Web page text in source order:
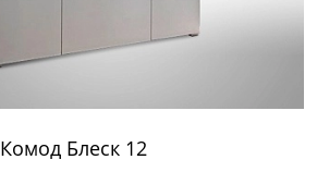
Комод Блеск 12